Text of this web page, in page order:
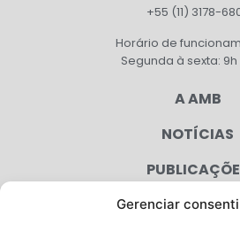
Gerenciar
+55 (11) 3178-
Horário de
Segunda à sexta: 9h
A AMB
NOTÍCIAS